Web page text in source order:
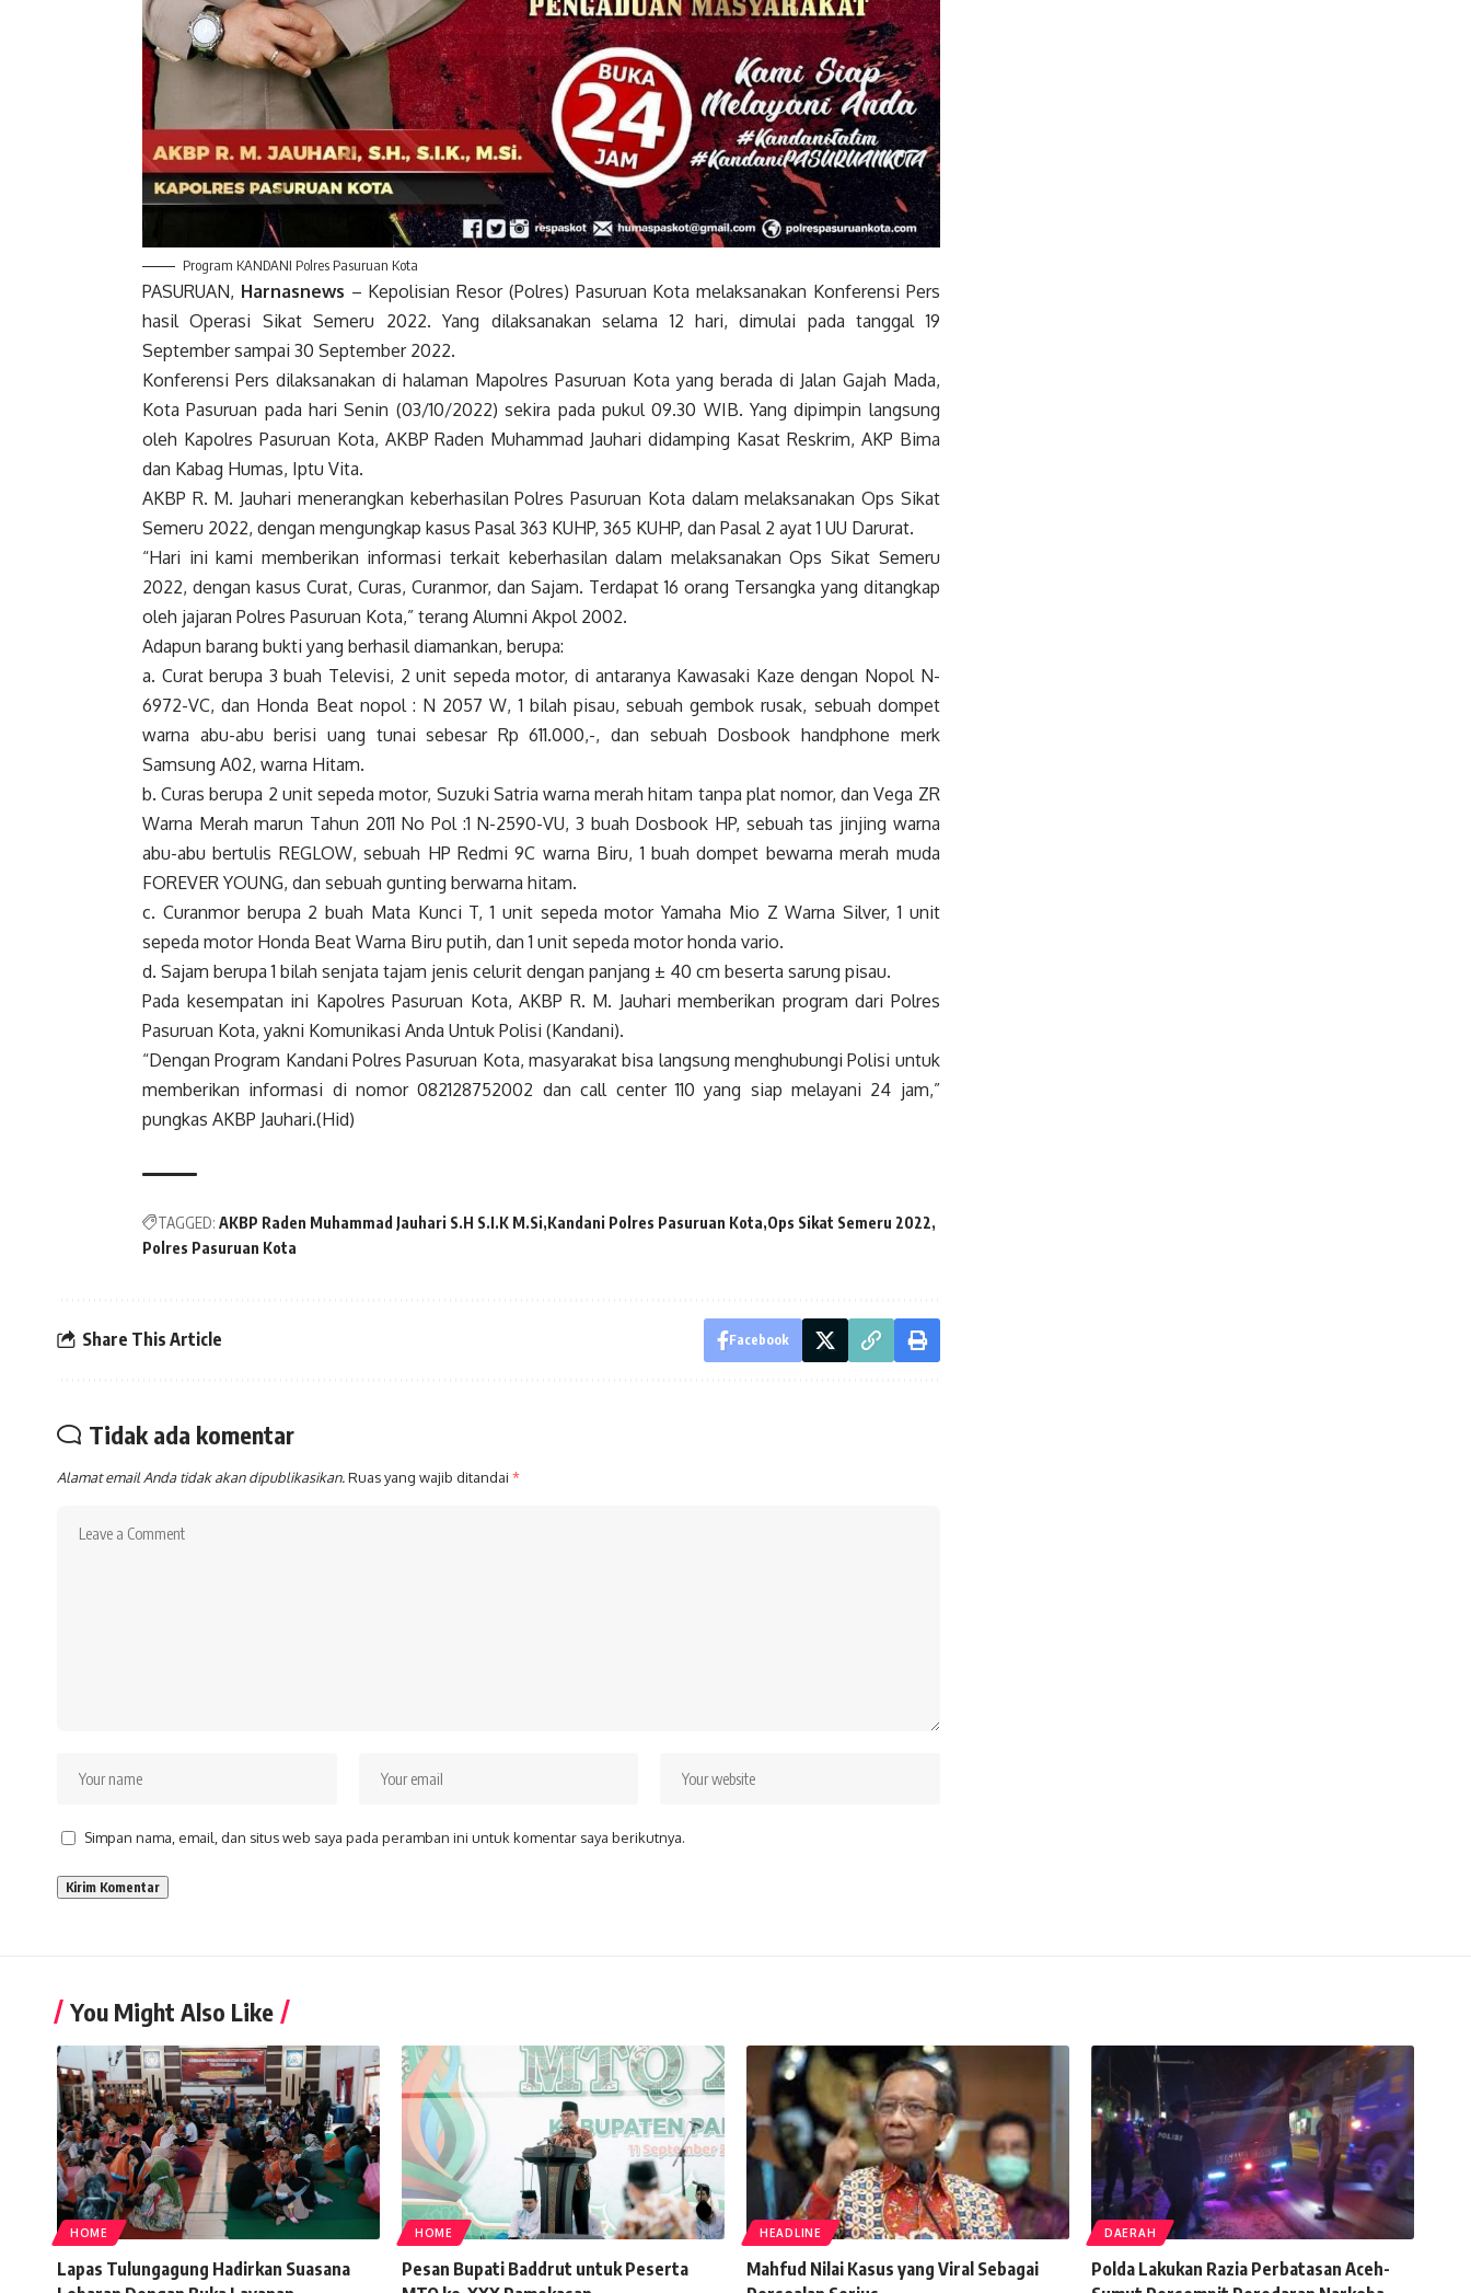
Program KANDANI Polres Pasuruan Kota
PASURUAN, Harnasnews – Kepolisian Resor (Polres) Pasuruan Kota melaksanakan Konferensi Pers
hasil Operasi Sikat Semeru 2022. Yang dilaksanakan selama 12 hari, dimulai pada tanggal 19
September sampai 30 September 2022.
Konferensi Pers dilaksanakan di halaman Mapolres Pasuruan Kota yang berada di Jalan Gajah Mada,
Kota Pasuruan pada hari Senin (03/10/2022) sekira pada pukul 09.30 WIB. Yang dipimpin langsung
oleh Kapolres Pasuruan Kota, AKBP Raden Muhammad Jauhari didamping Kasat Reskrim, AKP Bima
dan Kabag Humas, Iptu Vita.
AKBP R. M. Jauhari menerangkan keberhasilan Polres Pasuruan Kota dalam melaksanakan Ops Sikat
Semeru 2022, dengan mengungkap kasus Pasal 363 KUHP, 365 KUHP, dan Pasal 2 ayat 1 UU Darurat.
“Hari ini kami memberikan informasi terkait keberhasilan dalam melaksanakan Ops Sikat Semeru
2022, dengan kasus Curat, Curas, Curanmor, dan Sajam. Terdapat 16 orang Tersangka yang ditangkap
oleh jajaran Polres Pasuruan Kota,” terang Alumni Akpol 2002.
Adapun barang bukti yang berhasil diamankan, berupa:
a. Curat berupa 3 buah Televisi, 2 unit sepeda motor, di antaranya Kawasaki Kaze dengan Nopol N-
6972-VC, dan Honda Beat nopol : N 2057 W, 1 bilah pisau, sebuah gembok rusak, sebuah dompet
warna abu-abu berisi uang tunai sebesar Rp 611.000,-, dan sebuah Dosbook handphone merk
Samsung A02, warna Hitam.
b. Curas berupa 2 unit sepeda motor, Suzuki Satria warna merah hitam tanpa plat nomor, dan Vega ZR
Warna Merah marun Tahun 2011 No Pol :1 N-2590-VU, 3 buah Dosbook HP, sebuah tas jinjing warna
abu-abu bertulis REGLOW, sebuah HP Redmi 9C warna Biru, 1 buah dompet bewarna merah muda
FOREVER YOUNG, dan sebuah gunting berwarna hitam.
c. Curanmor berupa 2 buah Mata Kunci T, 1 unit sepeda motor Yamaha Mio Z Warna Silver, 1 unit
sepeda motor Honda Beat Warna Biru putih, dan 1 unit sepeda motor honda vario.
d. Sajam berupa 1 bilah senjata tajam jenis celurit dengan panjang ± 40 cm beserta sarung pisau.
Pada kesempatan ini Kapolres Pasuruan Kota, AKBP R. M. Jauhari memberikan program dari Polres
Pasuruan Kota, yakni Komunikasi Anda Untuk Polisi (Kandani).
“Dengan Program Kandani Polres Pasuruan Kota, masyarakat bisa langsung menghubungi Polisi untuk
memberikan informasi di nomor 082128752002 dan call center 110 yang siap melayani 24 jam,”
pungkas AKBP Jauhari.(Hid)
TAGGED: AKBP Raden Muhammad Jauhari S.H S.I.K M.Si Kandani Polres Pasuruan Kota Ops Sikat Semeru 2022
Polres Pasuruan Kota
Share This Article Facebook
Tidak ada komentar
Alamat email Anda tidak akan dipublikasikan.Ruas yang wajib ditandai *
Simpan nama, email, dan situs web saya pada peramban ini untuk komentar saya berikutnya.
You Might Also Like
HOME
Lapas Tulungagung Hadirkan Suasana
HOME
Pesan Bupati Baddrut untuk Peserta
HEADLINE
Mahfud Nilai Kasus yang Viral Sebagai
DAERAH
Polda Lakukan Razia Perbatasan Aceh-